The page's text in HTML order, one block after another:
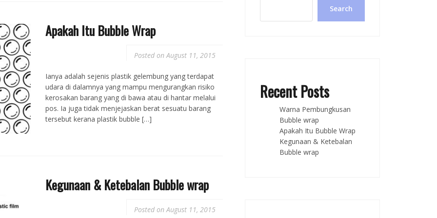
Apakah Itu Bubble Wrap
Posted onAugust 11, 2015
Ianya adalah sejenis plastik gelembung yang terdapat
udara di dalamnya yang mampu mengurangkan risiko
kerosakan barang yang di bawa atau di hantar melalui
pos. Ia juga tidak menjejaskan berat sesuatu barang
tersebut kerana plastik bubble […]
Kegunaan & Ketebalan Bubble wrap
Posted onAugust 11, 2015
Search
Recent Posts
Warna Pembungkusan
Bubble wrap
Apakah Itu Bubble Wrap
Kegunaan & Ketebalan
Bubble wrap